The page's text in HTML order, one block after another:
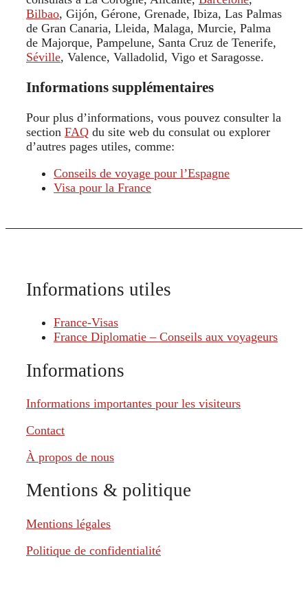
Bilbao, Gijón, Gérone, Grenade, Ibiza, Las Palmas
de Gran Canaria, Lleida, Malaga, Murcie, Palma
de Majorque, Pampelune, Santa Cruz de Tenerife,
Séville, Valence, Valladolid, Vigo et Saragosse.
Informations supplémentaires
Pour plus d’informations, vous pouvez consulter la
section FAQ du site web du consulat ou explorer
d’autres pages utiles, comme:
Conseils de voyage pour l’Espagne
Visa pour la France
Informations utiles
France-Visas
France Diplomatie – Conseils aux voyageurs
Informations
Informations importantes pour les visiteurs
Contact
À propos de nous
Mentions & politique
Mentions légales
Politique de confidentialité